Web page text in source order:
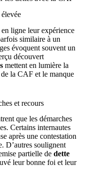
ligne leur expérience
similaire à un
évoquent souvent un
découvert
mettent en lumière la
la CAF et le manque
et recours
que les démarches
Certains internautes
après une contestation
D’autres soulignent
partielle de dette
leur bonne foi et leur